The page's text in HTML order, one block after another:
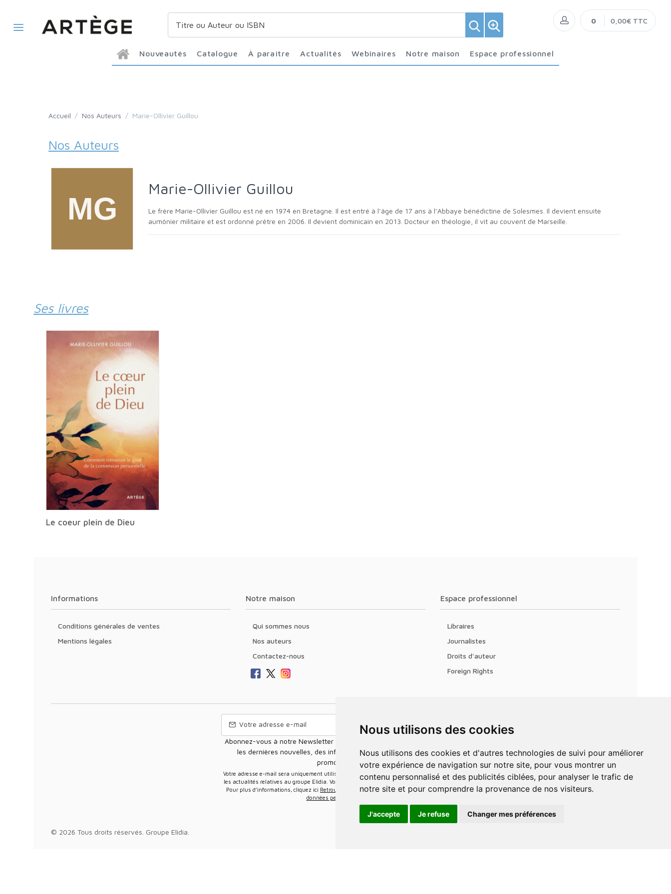
Nous utilisons des cookies
Nous utilisons des cookies et d'autres technologies de suivi pour améliorer
votre expérience de navigation sur notre site, pour vous montrer un
contenu personnalisé et des publicités ciblées, pour analyser le trafic de
notre site et pour comprendre la provenance de nos visiteurs.
J'accepte Je refuse Changer mes préférences
Nouveautés Catalogue À paraître Actualités Webinaires Notre maison Espace professionnel
0 0,00€ TTC
Accueil / Nos Auteurs / Marie-Ollivier Guillou
Nos Auteurs
Marie-Ollivier Guillou
Le frère Marie-Ollivier Guillou est né en 1974 en Bretagne. Il est entré à l’âge de 17 ans à l’Abbaye bénédictine de Solesmes. Il devient ensuite
aumônier militaire et est ordonné prêtre en 2006. Il devient dominicain en 2013. Docteur en théologie, il vit au couvent de Marseille.
Ses livres
Le coeur plein de Dieu
Informations
Conditions générales de ventes
Mentions légales
Notre maison
Qui sommes nous
Nos auteurs
Contactez-nous
Espace professionnel
Libraires
Journalistes
Droits d'auteur
Foreign Rights
Abonnez-vous à notre Newsletter pour recevoir nos nouvelles offres,
les dernières nouvelles, des informations sur les ventes et les
promotions.
Votre adresse e-mail sera uniquement utilisée pour vous envoyer des informations sur
les actualités relatives au groupe Elidia. Vous pouvez vous désinscrire à tout moment.
Pour plus d’informations, cliquez ici Retrouvez ici notre politique de protection de vos
données personnelles
© 2026 Tous droits réservés. Groupe Elidia